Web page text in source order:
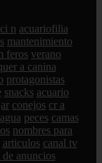
n acuariofilia
mantenimiento
feros verano
a canina
protagonistas
snacks acuario
conejos cr a
agua peces camas
nombres para
articulos canal tv
de anuncios